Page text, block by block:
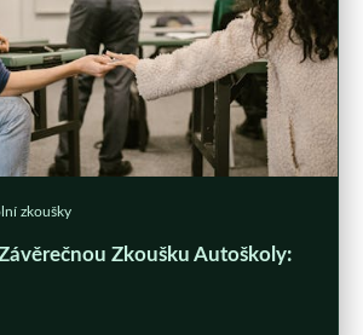
zkoušky
Zkoušku Autoškoly: